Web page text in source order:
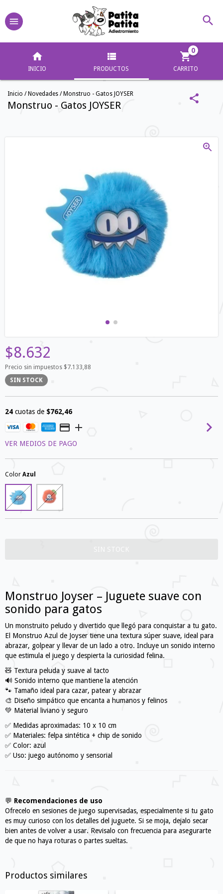
INICIO PRODUCTOS CARRITO
0
Inicio / Novedades / Monstruo - Gatos JOYSER
Monstruo - Gatos JOYSER
$8.632
Precio sin impuestos $7.133,88
SIN STOCK
24 cuotas de $762,46
VER MEDIOS DE PAGO
Color Azul
Monstruo Joyser – Juguete suave con
sonido para gatos
Un monstruito peludo y divertido que llegó para conquistar a tu gato.
El Monstruo Azul de Joyser tiene una textura súper suave, ideal para
abrazar, golpear y llevar de un lado a otro. Incluye un sonido interno
que estimula el juego y despierta la curiosidad felina.
🧸 Textura peluda y suave al tacto
🔊 Sonido interno que mantiene la atención
🐾 Tamaño ideal para cazar, patear y abrazar
🎨 Diseño simpático que encanta a humanos y felinos
💚 Material liviano y seguro
✅ Medidas aproximadas: 10 x 10 cm
✅ Materiales: felpa sintética + chip de sonido
✅ Color: azul
✅ Uso: juego autónomo y sensorial
💬 Recomendaciones de uso
Ofrecelo en sesiones de juego supervisadas, especialmente si tu gato
es muy curioso con los detalles del juguete. Si se moja, dejalo secar
bien antes de volver a usar. Revisalo con frecuencia para asegurarte
de que no haya roturas o partes sueltas.
Productos similares